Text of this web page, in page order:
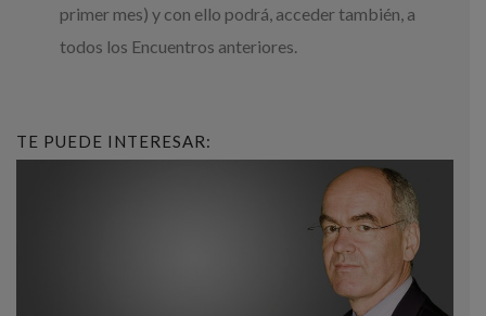
primer mes) y con ello podrá, acceder también, a
todos los Encuentros anteriores.
TE PUEDE INTERESAR: